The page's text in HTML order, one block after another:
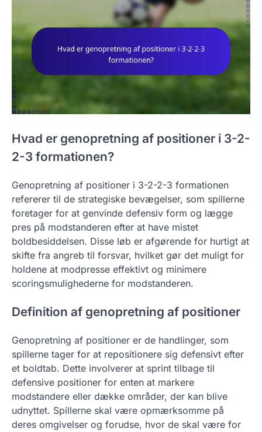
Hvad er genopretning af positioner i 3-2-
2-3 formationen?
Genopretning af positioner i 3-2-2-3 formationen
refererer til de strategiske bevægelser, som spillerne
foretager for at genvinde defensiv form og lægge
pres på modstanderen efter at have mistet
boldbesiddelsen. Disse løb er afgørende for hurtigt at
skifte fra angreb til forsvar, hvilket gør det muligt for
holdene at modpresse effektivt og minimere
scoringsmulighederne for modstanderen.
Definition af genopretning af positioner
Genopretning af positioner er de handlinger, som
spillerne tager for at repositionere sig defensivt efter
et boldtab. Dette involverer at sprint tilbage til
defensive positioner for enten at markere
modstandere eller dække områder, der kan blive
udnyttet. Spillerne skal være opmærksomme på
deres omgivelser og forudse, hvor de skal være for